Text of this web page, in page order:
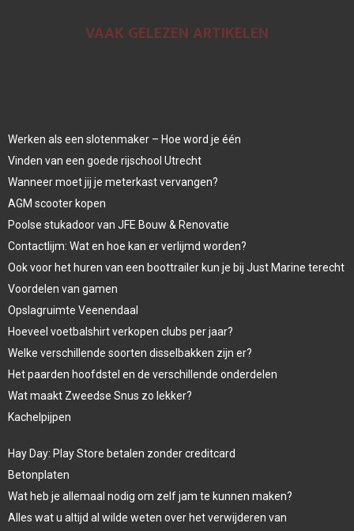
VAAK GELEZEN ARTIKELEN
Werken als een slotenmaker – Hoe word je één
Vinden van een goede rijschool Utrecht
Wanneer moet jij je meterkast vervangen?
AGM scooter kopen
Poolse stukadoor van JFE Bouw & Renovatie
Contactlijm: Wat en hoe kan er verlijmd worden?
Ook voor het huren van een boottrailer kun je bij Just Marine terecht
Voordelen van gamen
Opslagruimte Veenendaal
Hoeveel voetbalshirt verkopen clubs per jaar?
Welke verschillende soorten disselbakken zijn er?
Het paarden hoofdstel en de verschillende onderdelen
Wat maakt Zweedse Snus zo lekker?
Kachelpijpen
Hay Day: Play Store betalen zonder creditcard
Betonplaten
Wat heb je allemaal nodig om zelf jam te kunnen maken?
Alles wat u altijd al wilde weten over het verwijderen van